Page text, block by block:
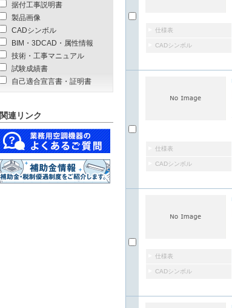
仕様表
CADシンボル
仕様表
CADシンボル
仕様表
CADシンボル
据付工事説明書
製品画像
CADシンボル
BIM・3DCAD・属性情報
技術・工事マニュアル
試験成績書
自己適合宣言書・証明書
関連リンク